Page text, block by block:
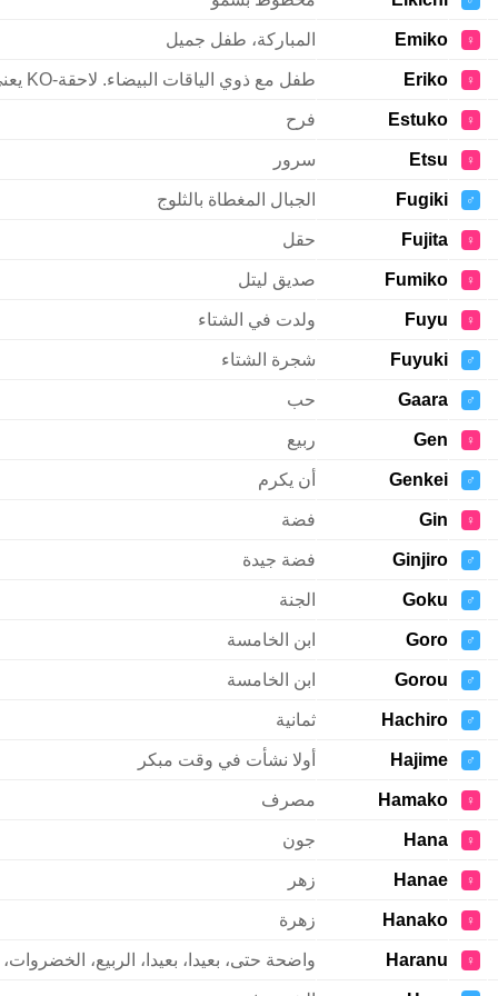
♀
Emiko المباركة، طفل جميل
♀
Eriko طفل مع ذوي الياقات البيضاء. لاحقة-KO يعني الطفل
♀
Estuko فرح
♀
Etsu سرور
♂
Fugiki الجبال المغطاة بالثلوج
♀
Fujita حقل
♀
Fumiko صديق ليتل
♀
Fuyu ولدت في الشتاء
♂
Fuyuki شجرة الشتاء
♂
Gaara حب
♀
Gen ربيع
♂
Genkei أن يكرم
♀
Gin فضة
♂
Ginjiro فضة جيدة
♂
Goku الجنة
♂
Goro ابن الخامسة
♂
Gorou ابن الخامسة
♂
Hachiro ثمانية
♂
Hajime أولا نشأت في وقت مبكر
♀
Hamako مصرف
♀
Hana جون
♀
Hanae زهر
♀
Hanako زهرة
♀
Haranu واضحة حتى، بعيدا، بعيدا، الربيع،